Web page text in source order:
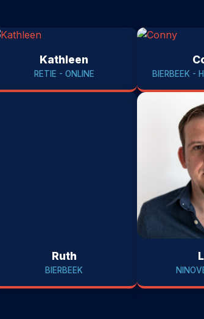
Kathleen
RETIE - ONLINE BIERBEEK -
Ruth
BIERBEEK